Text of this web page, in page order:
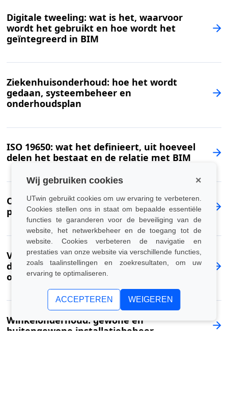
Wij gebruiken cookies ×
UTwin gebruikt cookies om uw ervaring te verbeteren.
Cookies stellen ons in staat om bepaalde essentiële
functies te garanderen voor de beveiliging van de
website, het netwerkbeheer en de toegang tot de
website. Cookies verbeteren de navigatie en
prestaties van onze website via verschillende functies,
zoals taalinstellingen en zoekresultaten, om uw
ervaring te optimaliseren.
ACCEPTEREN WEIGEREN
Digitale tweeling: wat is het, waarvoor
wordt het gebruikt en hoe wordt het
geïntegreerd in BIM
Ziekenhuisonderhoud: hoe het wordt
gedaan, systeembeheer en
onderhoudsplan
ISO 19650: wat het definieert, uit hoeveel
delen het bestaat en de relatie met BIM
Onderhoud van logistieke faciliteiten:
planvorming en software
Verplicht BIM 2025: regelgeving, BIM-
decreet en verplichtingen in Italië voor
ontwerp
Winkelonderhoud: gewone en
buitengewone installatiebeheer